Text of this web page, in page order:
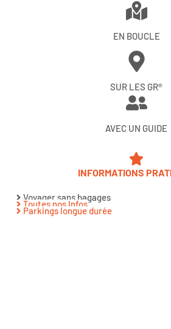
EN BOUCLE
SUR LES GR®
AVEC UN GUIDE
INFORMATIONS
Voyager sans bagages
Toutes nos Infos
Parkings longue durée